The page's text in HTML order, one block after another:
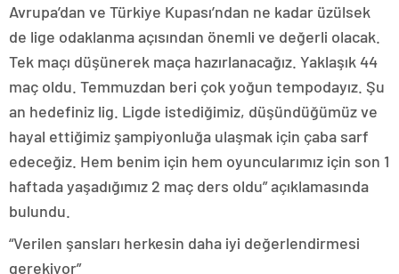
Avrupa’dan ve Türkiye Kupası’ndan ne kadar üzülsek
de lige odaklanma açısından önemli ve değerli olacak.
Tek maçı düşünerek maça hazırlanacağız. Yaklaşık 44
maç oldu. Temmuzdan beri çok yoğun tempodayız. Şu
an hedefiniz lig. Ligde istediğimiz, düşündüğümüz ve
hayal ettiğimiz şampiyonluğa ulaşmak için çaba sarf
edeceğiz. Hem benim için hem oyuncularımız için son 1
haftada yaşadığımız 2 maç ders oldu” açıklamasında
bulundu.
“Verilen şansları herkesin daha iyi değerlendirmesi
gerekiyor”